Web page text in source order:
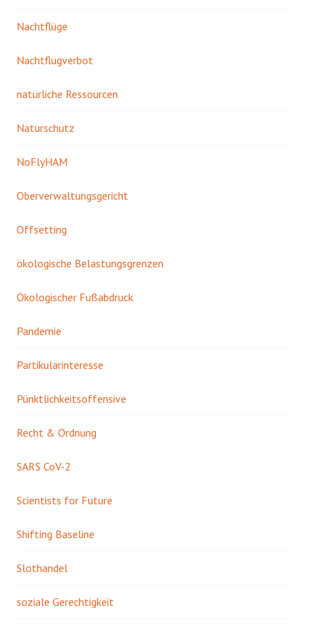
Nachtflüge
Nachtflugverbot
natürliche Ressourcen
Naturschutz
NoFlyHAM
Oberverwaltungsgericht
Offsetting
ökologische Belastungsgrenzen
Ökologischer Fußabdruck
Pandemie
Partikularinteresse
Pünktlichkeitsoffensive
Recht & Ordnung
SARS CoV-2
Scientists for Future
Shifting Baseline
Slothandel
soziale Gerechtigkeit